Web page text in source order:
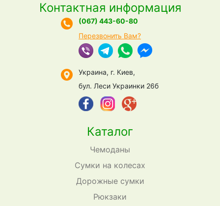
Каталог
Чемоданы
Сумки на колесах
Дорожные сумки
Рюкзаки
Контактная информация
(067) 443-60-80
Перезвонить Вам?
Украина, г. Киев,
бул. Леси Украинки 26б